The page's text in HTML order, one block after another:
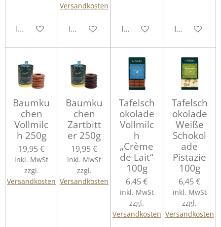
In den Warenkorb
Versandkosten
In den WarenkorbIn den WarenkorbIn den
Baumku
chen
Vollmilc
h 250g
19,95 €
inkl. MwSt
zzgl.
Versandkosten
Baumku
chen
Zartbitt
er 250g
19,95 €
inkl. MwSt
zzgl.
Versandkosten
Tafelsch
okolade
Vollmilc
h
„Crème
de Lait“
100g
6,45 €
inkl. MwSt
zzgl.
Versandkosten
Tafelsch
okolade
Weiße
Schokol
ade
Pistazie
100g
6,45 €
inkl. MwSt
zzgl.
Versandkosten